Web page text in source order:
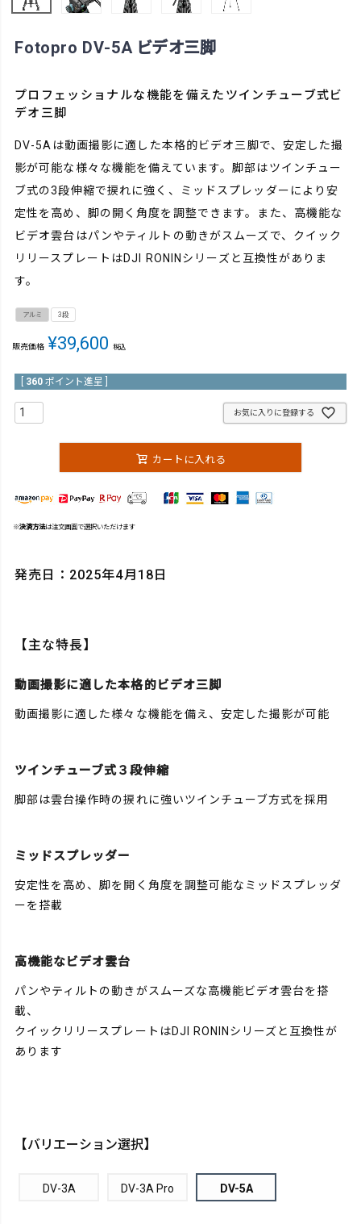
Fotopro DV-5A ビデオ三脚
プロフェッショナルな機能を備えたツインチューブ式ビ
デオ三脚
DV-5Aは動画撮影に適した本格的ビデオ三脚で、安定した撮
影が可能な様々な機能を備えています。脚部はツインチュー
ブ式の3段伸縮で捩れに強く、ミッドスプレッダーにより安
定性を高め、脚の開く角度を調整できます。また、高機能な
ビデオ雲台はパンやティルトの動きがスムーズで、クイック
リリースプレートはDJI RONINシリーズと互換性がありま
す。
アルミ 3段
販売価格 ¥39,600 税込
360 ポイント進呈 ]
お気に入りに登録する
カートに入れる
※決済方法は注文画面で選択いただけます
発売日：2025年4月18日
【主な特長】
動画撮影に適した本格的ビデオ三脚
動画撮影に適した様々な機能を備え、安定した撮影が可能
ツインチューブ式３段伸縮
脚部は雲台操作時の捩れに強いツインチューブ方式を採用
ミッドスプレッダー
安定性を高め、脚を開く角度を調整可能なミッドスプレッダ
ーを搭載
高機能なビデオ雲台
パンやティルトの動きがスムーズな高機能ビデオ雲台を搭
載、
クイックリリースプレートはDJI RONINシリーズと互換性が
あります
【バリエーション選択】
DV-3A DV-3A Pro DV-5A